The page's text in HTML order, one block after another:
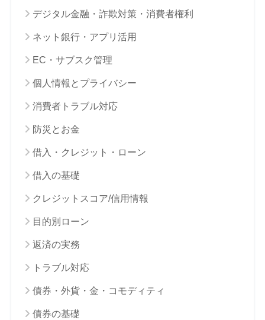
デジタル金融・詐欺対策・消費者権利
ネット銀行・アプリ活用
EC・サブスク管理
個人情報とプライバシー
消費者トラブル対応
防災とお金
借入・クレジット・ローン
借入の基礎
クレジットスコア/信用情報
目的別ローン
返済の実務
トラブル対応
債券・外貨・金・コモディティ
債券の基礎